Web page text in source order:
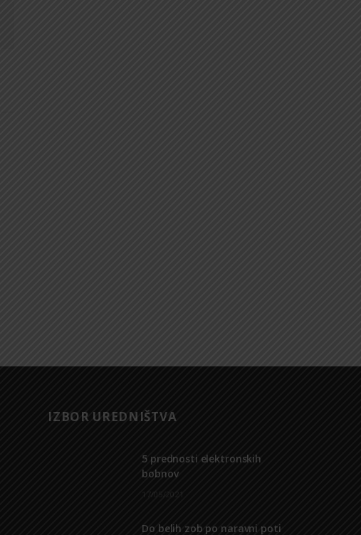
IZBOR UREDNIŠTVA
5 prednosti elektronskih
bobnov
17/05/2021
Do belih zob po naravni poti